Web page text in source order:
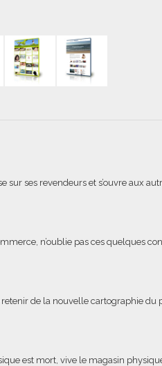
sur ses revendeurs et s’ouvre aux
n’oublie pas ces quelques
de la nouvelle cartographie du
est mort, vive le magasin